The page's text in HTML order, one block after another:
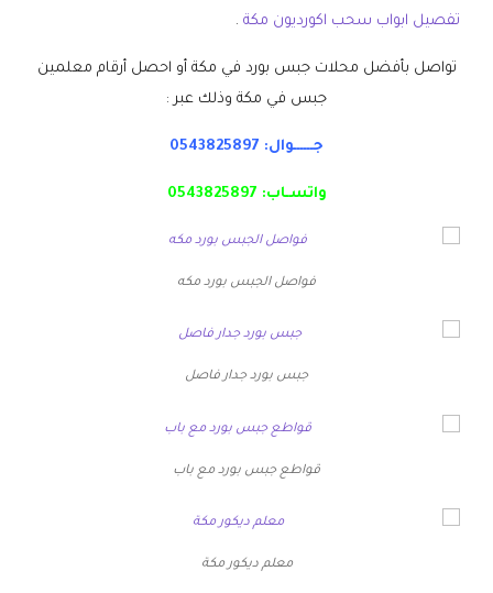
تفصيل ابواب سحب اكورديون مكة .
تواصل بأفضل محلات جبس بورد في مكة أو احصل أرقام معلمين
جبس في مكة وذلك عبر :
جــــــوال: 0543825897
واتسـاب: 0543825897
فواصل الجبس بورد مكه
جبس بورد جدار فاصل
قواطع جبس بورد مع باب
معلم ديكور مكة